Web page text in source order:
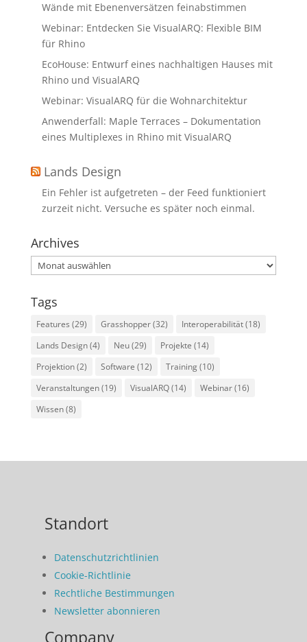
Wände mit Ebenenversätzen feinabstimmen
Webinar: Entdecken Sie VisualARQ: Flexible BIM
für Rhino
EcoHouse: Entwurf eines nachhaltigen Hauses mit
Rhino und VisualARQ
Webinar: VisualARQ für die Wohnarchitektur
Anwenderfall: Maple Terraces – Dokumentation
eines Multiplexes in Rhino mit VisualARQ
Lands Design
Ein Fehler ist aufgetreten – der Feed funktioniert
zurzeit nicht. Versuche es später noch einmal.
Archives
Archives
Tags
Features (29) Grasshopper(32) Interoperabilität(18)
Lands Design(4) Neu(29) Projekte (14)
Projektion(2) Software (12) Training(10)
Veranstaltungen(19) VisualARQ(14) Webinar(16)
Wissen(8)
Standort
Datenschutzrichtlinien
Cookie-Richtlinie
Rechtliche Bestimmungen
Newsletter abonnieren
Company